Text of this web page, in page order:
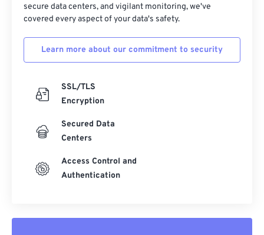
secure data centers, and vigilant monitoring, we've
covered every aspect of your data's safety.
Learn more about our commitment to security
SSL/TLS
Encryption
Secured Data
Centers
Access Control and
Authentication